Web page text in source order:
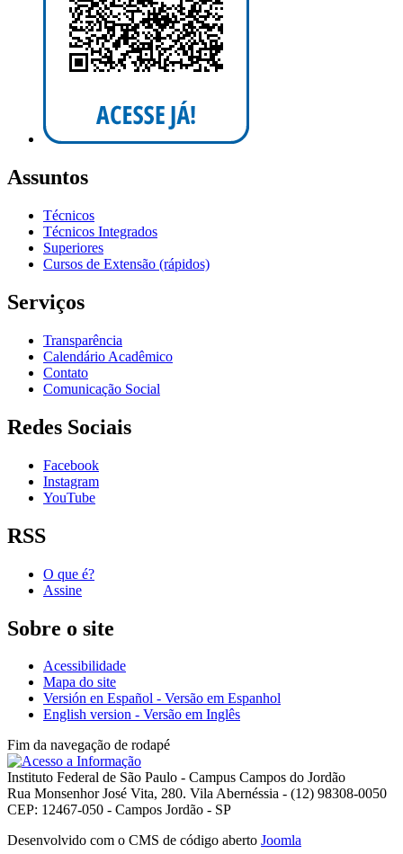
Assuntos
Técnicos
Técnicos Integrados
Superiores
Cursos de Extensão (rápidos)
Serviços
Transparência
Calendário Acadêmico
Contato
Comunicação Social
Redes Sociais
Facebook
Instagram
YouTube
RSS
O que é?
Assine
Sobre o site
Acessibilidade
Mapa do site
Versión en Español - Versão em Espanhol
English version - Versão em Inglês
Fim da navegação de rodapé
Instituto Federal de São Paulo - Campus Campos do Jordão
Rua Monsenhor José Vita, 280. Vila Abernéssia - (12) 98308-0050
CEP: 12467-050 - Campos Jordão - SP
Desenvolvido com o CMS de código aberto Joomla